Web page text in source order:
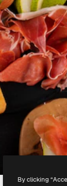
By clicking